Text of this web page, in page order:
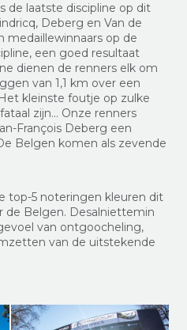
de laatste discipline op dit
Deberg en Van de
medaillewinnaars op de
een goed resultaat
dienen de renners elk om
van 1,1 km over een
kleinste foutje op zulke
zijn… Onze renners
François Deberg een
Belgen komen als zevende
top-5 noteringen kleuren dit
de Belgen. Desalniettemin
van ontgoocheling,
van de uitstekende